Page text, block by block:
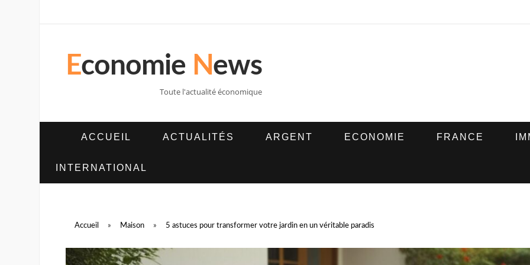
Economie News
Toute l'actualité économique
ACCUEIL ACTUALITÉS ARGENT ECONOMIE FRANCE
INTERNATIONAL
Accueil » Maison » 5 astuces pour transformer votre jardin en un véritable paradis